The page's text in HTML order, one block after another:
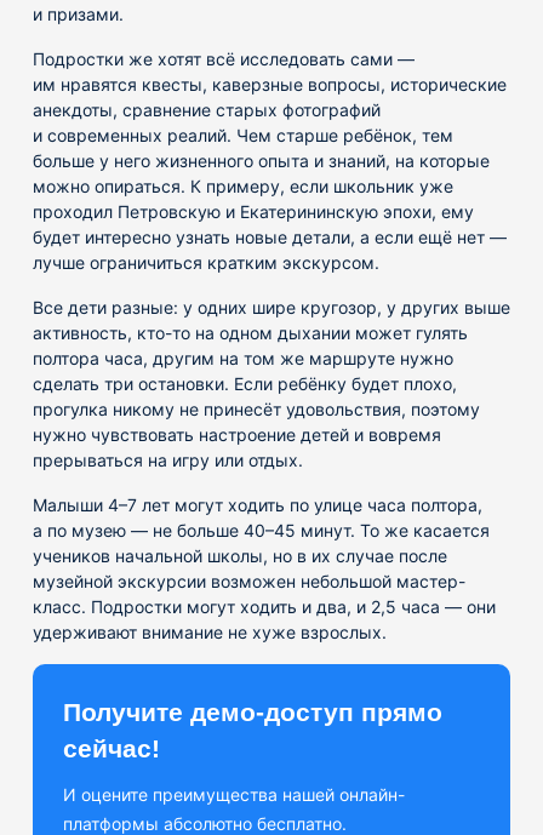
и призами.
Подростки же хотят всё исследовать сами —
им нравятся квесты, каверзные вопросы, исторические
анекдоты, сравнение старых фотографий
и современных реалий. Чем старше ребёнок, тем
больше у него жизненного опыта и знаний, на которые
можно опираться. К примеру, если школьник уже
проходил Петровскую и Екатерининскую эпохи, ему
будет интересно узнать новые детали, а если ещё нет —
лучше ограничиться кратким экскурсом.
Все дети разные: у одних шире кругозор, у других выше
активность, кто-то на одном дыхании может гулять
полтора часа, другим на том же маршруте нужно
сделать три остановки. Если ребёнку будет плохо,
прогулка никому не принесёт удовольствия, поэтому
нужно чувствовать настроение детей и вовремя
прерываться на игру или отдых.
Малыши 4–7 лет могут ходить по улице часа полтора,
а по музею — не больше 40–45 минут. То же касается
учеников начальной школы, но в их случае после
музейной экскурсии возможен небольшой мастер-
класс. Подростки могут ходить и два, и 2,5 часа — они
удерживают внимание не хуже взрослых.
Получите демо-доступ прямо
сейчас!
И оцените преимущества нашей онлайн-
платформы абсолютно бесплатно.